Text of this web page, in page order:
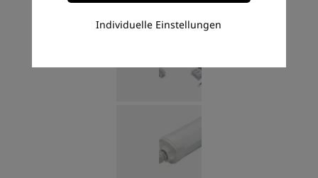
Individuelle Einstellungen